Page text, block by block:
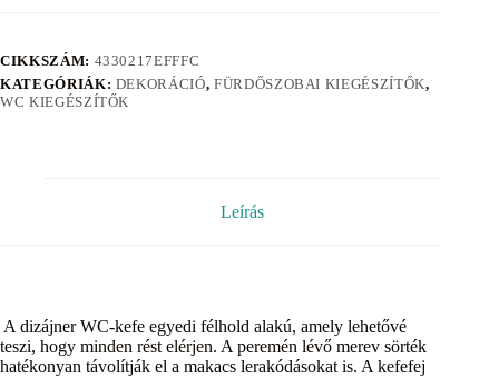
CIKKSZÁM: 4330217EFFFC
KATEGÓRIÁK: DEKORÁCIÓ, FÜRDŐSZOBAI KIEGÉSZÍTŐK,
WC KIEGÉSZÍTŐK
Leírás
A dizájner WC-kefe egyedi félhold alakú, amely lehetővé
teszi, hogy minden rést elérjen. A peremén lévő merev sörték
hatékonyan távolítják el a makacs lerakódásokat is. A kefefej